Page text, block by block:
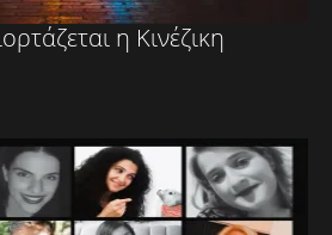
η Κινέζικη